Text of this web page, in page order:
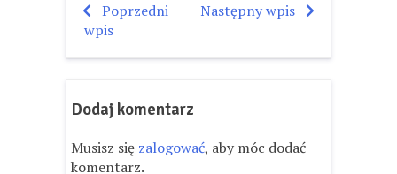
Nawigacja
wpisu
Poprzedni
wpis
Następny wpis
Dodaj komentarz
Musisz się zalogować, aby móc dodać
komentarz.